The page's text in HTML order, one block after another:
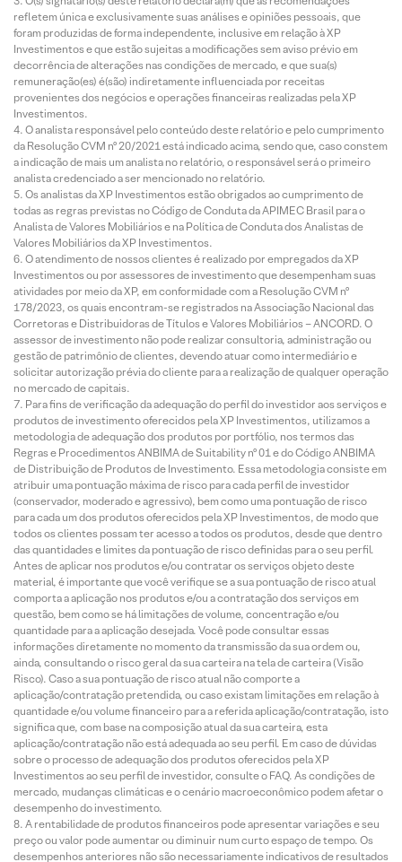
refletem única e exclusivamente suas análises e opiniões pessoais, que
foram produzidas de forma independente, inclusive em relação à XP
Investimentos e que estão sujeitas a modificações sem aviso prévio em
decorrência de alterações nas condições de mercado, e que sua(s)
remuneração(es) é(são) indiretamente influenciada por receitas
provenientes dos negócios e operações financeiras realizadas pela XP
Investimentos.
O analista responsável pelo conteúdo deste relatório e pelo cumprimento
da Resolução CVM nº 20/2021 está indicado acima, sendo que, caso constem
a indicação de mais um analista no relatório, o responsável será o primeiro
analista credenciado a ser mencionado no relatório.
Os analistas da XP Investimentos estão obrigados ao cumprimento de
todas as regras previstas no Código de Conduta da APIMEC Brasil para o
Analista de Valores Mobiliários e na Política de Conduta dos Analistas de
Valores Mobiliários da XP Investimentos.
O atendimento de nossos clientes é realizado por empregados da XP
Investimentos ou por assessores de investimento que desempenham suas
atividades por meio da XP, em conformidade com a Resolução CVM nº
178/2023, os quais encontram-se registrados na Associação Nacional das
Corretoras e Distribuidoras de Títulos e Valores Mobiliários – ANCORD. O
assessor de investimento não pode realizar consultoria, administração ou
gestão de patrimônio de clientes, devendo atuar como intermediário e
solicitar autorização prévia do cliente para a realização de qualquer operação
no mercado de capitais.
Para fins de verificação da adequação do perfil do investidor aos serviços e
produtos de investimento oferecidos pela XP Investimentos, utilizamos a
metodologia de adequação dos produtos por portfólio, nos termos das
Regras e Procedimentos ANBIMA de Suitability nº 01 e do Código ANBIMA
de Distribuição de Produtos de Investimento. Essa metodologia consiste em
atribuir uma pontuação máxima de risco para cada perfil de investidor
(conservador, moderado e agressivo), bem como uma pontuação de risco
para cada um dos produtos oferecidos pela XP Investimentos, de modo que
todos os clientes possam ter acesso a todos os produtos, desde que dentro
das quantidades e limites da pontuação de risco definidas para o seu perfil.
Antes de aplicar nos produtos e/ou contratar os serviços objeto deste
material, é importante que você verifique se a sua pontuação de risco atual
comporta a aplicação nos produtos e/ou a contratação dos serviços em
questão, bem como se há limitações de volume, concentração e/ou
quantidade para a aplicação desejada. Você pode consultar essas
informações diretamente no momento da transmissão da sua ordem ou,
ainda, consultando o risco geral da sua carteira na tela de carteira (Visão
Risco). Caso a sua pontuação de risco atual não comporte a
aplicação/contratação pretendida, ou caso existam limitações em relação à
quantidade e/ou volume financeiro para a referida aplicação/contratação, isto
significa que, com base na composição atual da sua carteira, esta
aplicação/contratação não está adequada ao seu perfil. Em caso de dúvidas
sobre o processo de adequação dos produtos oferecidos pela XP
Investimentos ao seu perfil de investidor, consulte o FAQ. As condições de
mercado, mudanças climáticas e o cenário macroeconômico podem afetar o
desempenho do investimento.
A rentabilidade de produtos financeiros pode apresentar variações e seu
preço ou valor pode aumentar ou diminuir num curto espaço de tempo. Os
desempenhos anteriores não são necessariamente indicativos de resultados